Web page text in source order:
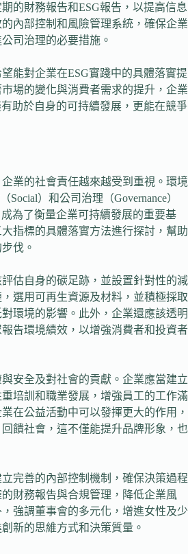
的財務報告和ESG報告，以提高信息
內部控制和風險管理系統，確保企業
司治理的必要措施。
能對企業在ESG實踐中的具體落實提
場的變化與消費者需求的提升，企業
助於自身的可持續發展，更能在競爭
業的社會責任越來越受到重視。環境
Social）和公司治理（Governance）
為了衡量企業可持續發展的重要基
指標的具體落實方法進行探討，幫助
伐。
估自身的碳足跡，並設置針對性的減
選用可再生資源及材料，並積極採取
環境的影響。此外，企業還應該透明
告環境績效，以增強消費者和投資者
安全及對社會的貢獻。企業應當建立
培訓和職業發展，增強員工的工作滿
在公益活動中可以發揮更大的作用，
饋社會，這不僅能提升品牌形象，也
完善的內部控制機制，確保決策過程
財務報告與合規管理，降低企業風
強調董事會的多元化，增進女性及少
新的思維方式和決策質量。